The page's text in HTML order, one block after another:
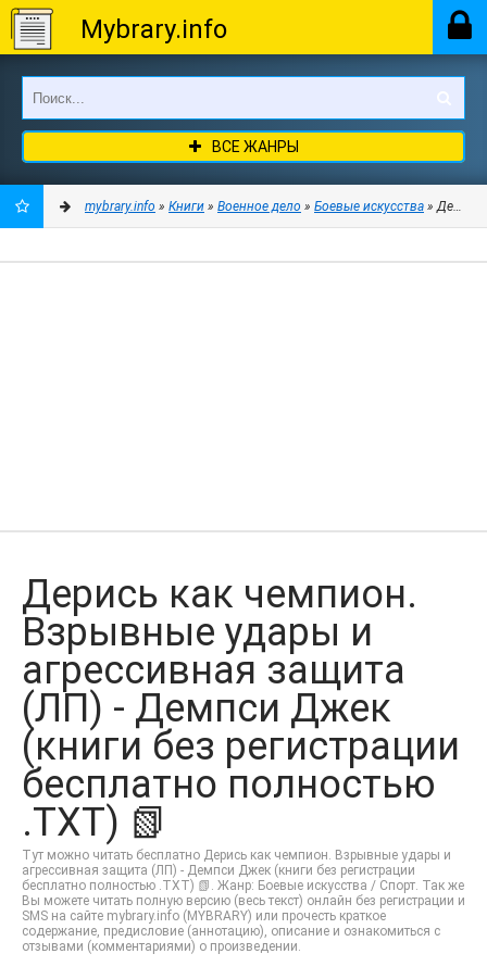
Mybrary.info
ВСЕ ЖАНРЫ
mybrary.info » Книги » Военное дело » Боевые искусства » Дерись
Дерись как чемпион.
Взрывные удары и
агрессивная защита
(ЛП) - Демпси Джек
(книги без регистрации
бесплатно полностью
.TXT) 📗
Тут можно читать бесплатно Дерись как чемпион. Взрывные удары и
агрессивная защита (ЛП) - Демпси Джек (книги без регистрации
бесплатно полностью .TXT) 📗. Жанр: Боевые искусства / Спорт. Так же
Вы можете читать полную версию (весь текст) онлайн без регистрации и
SMS на сайте mybrary.info (MYBRARY) или прочесть краткое
содержание, предисловие (аннотацию), описание и ознакомиться с
отзывами (комментариями) о произведении.